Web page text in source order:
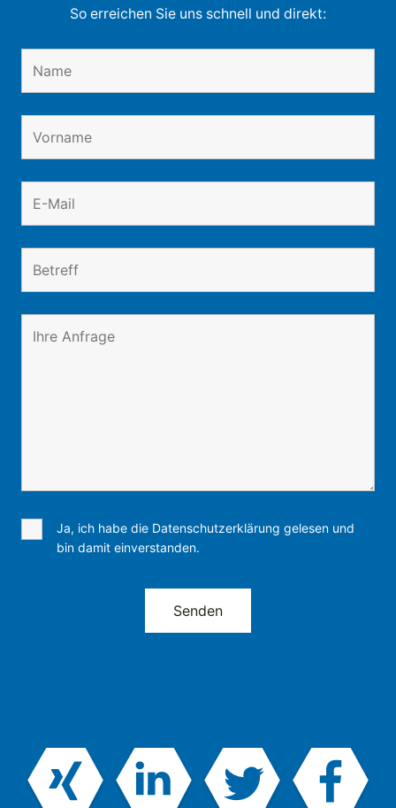
So erreichen Sie uns schnell und direkt:
Ja, ich habe die Datenschutzerklärung gelesen und
bin damit einverstanden.